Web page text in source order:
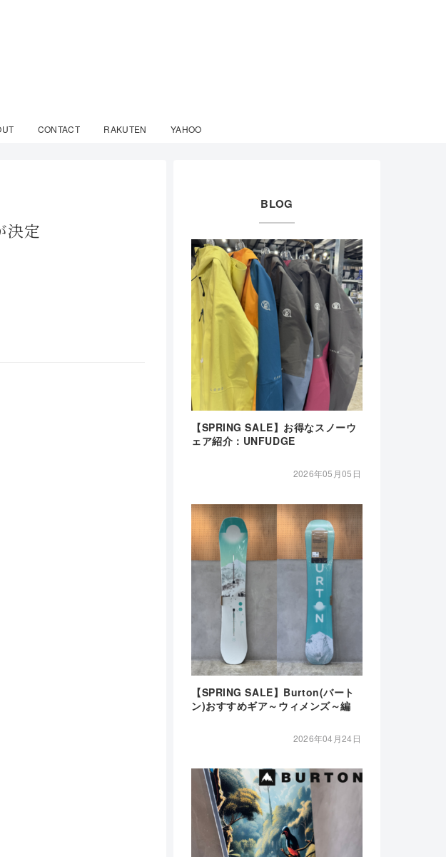
CONTACT RAKUTEN YAHOO
決定
BLOG
【SPRING SALE】お得なスノーウ
ェア紹介：UNFUDGE
2026年05月05日
【SPRING SALE】Burton(バート
ン)おすすめギア～ウィメンズ～編
2026年04月24日